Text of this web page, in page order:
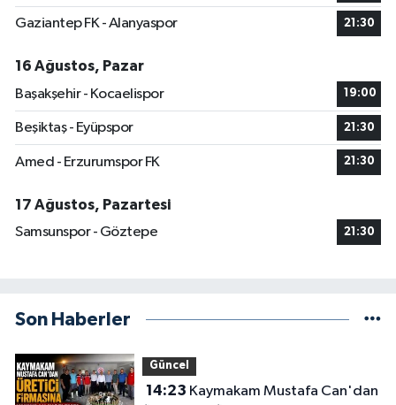
Gaziantep FK - Alanyaspor 21:30
16 Ağustos, Pazar
Başakşehir - Kocaelispor
19:00
Beşiktaş - Eyüpspor 21:30
Amed - Erzurumspor FK 21:30
17 Ağustos, Pazartesi
Samsunspor - Göztepe
21:30
Son Haberler
Güncel
14:23